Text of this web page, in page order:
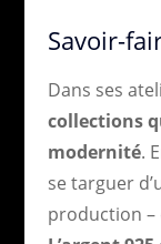
Savoir-
Dans ses
collections
modernité.
se targuer
production –